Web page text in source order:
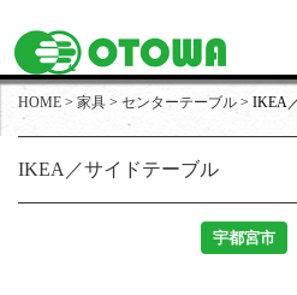
オトワリバースのポリシー
取扱家具
HOME > 家具 > センターテーブル > IKEA
IKEA／サイドテーブル
宇都宮市